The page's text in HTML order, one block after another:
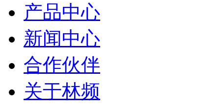
产品中心
新闻中心
合作伙伴
关于林频